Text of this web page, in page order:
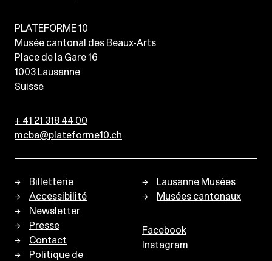
PLATEFORME 10
Musée cantonal des Beaux-Arts
Place de la Gare 16
1003 Lausanne
Suisse
+ 41 21 318 44 00
mcba@plateforme10.ch
Billetterie
Accessibilité
Newsletter
Presse
Contact
Politique de
Lausanne Musées
Musées cantonaux
Facebook
Instagram